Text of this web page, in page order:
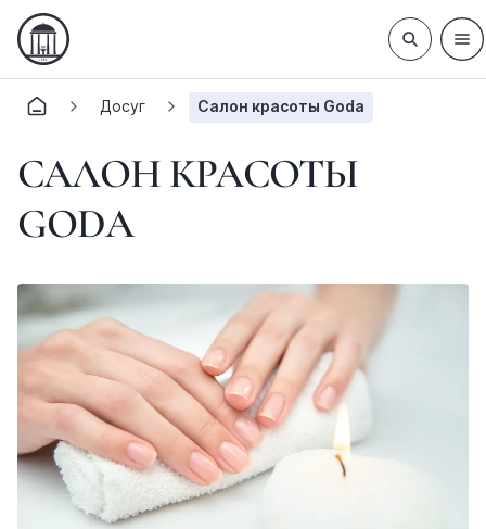
Досуг Салон красоты Goda
САЛОН КРАСОТЫ
GODA